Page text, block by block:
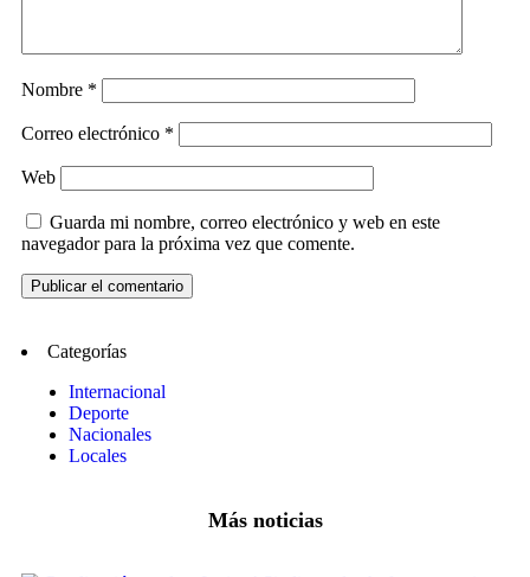
Nombre *
Correo electrónico *
Web
Guarda mi nombre, correo electrónico y web en este
navegador para la próxima vez que comente.
Categorías
Internacional
Deporte
Nacionales
Locales
Más noticias